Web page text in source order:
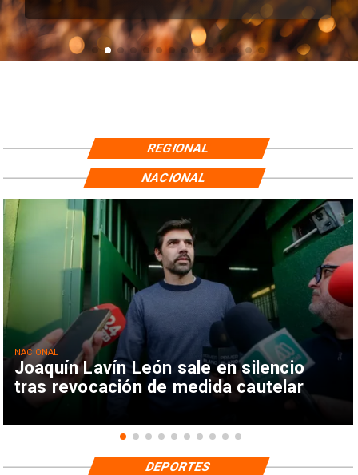
REGIONAL
Joaquín Lavín León sale en silencio
tras revocación de medida cautelar
NACIONAL
NACIONAL
DEPORTES